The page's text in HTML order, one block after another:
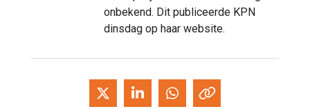
onbekend. Dit publiceerde KPN
dinsdag op haar website.